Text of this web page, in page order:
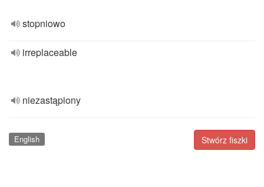
stopniowo
irreplaceable
niezastąpiony
Stwórz fiszki
English